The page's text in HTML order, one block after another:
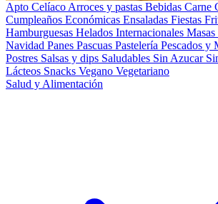
Apto Celíaco Arroces y pastas Bebidas Carne
Cumpleaños Económicas Ensaladas Fiestas
Hamburguesas Helados Internacionales Masas
Navidad Panes Pascuas Pastelería Pescados y
Postres Salsas y dips Saludables Sin Azucar
Lácteos Snacks Vegano Vegetariano
Salud y Alimentación